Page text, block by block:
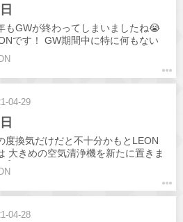
もGWが終わってしまいましたね😭
です！ GW期間中に特に何もない
おろしていただき ありがとうござい
た🙇 閉店5分前のシャンパンにはビ
ましたが… 今週も21:00からあけて
いします🙇
04-29
度換気だけだと不十分かもとLEON
大きめの空気清浄機を新たに置きま
👍 出来ることをしていこうと言うこ
検温、消毒、換気、ソーシャルディ
ンス等 対策はしっかりしてるつもり
からもいただきたいところでござい
04-28